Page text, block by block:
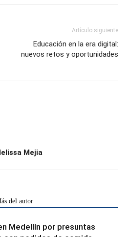
Artículo siguiente
Educación en la era digital:
nuevos retos y oportunidades
Mejia
del autor
Medellín por presuntas